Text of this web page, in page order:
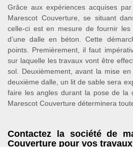
Grâce aux expériences acquises
Marescot Couverture, se situant
celle-ci est en mesure de fournir
d’une dalle en béton. Cette
points. Premièrement, il faut
sur laquelle les travaux vont être
sol. Deuxièmement, avant la mise
deuxième dalle, un lit de sable sera
faire les angles durant la pose de la
Marescot Couverture déterminera
Contactez la société de
Couverture pour vos